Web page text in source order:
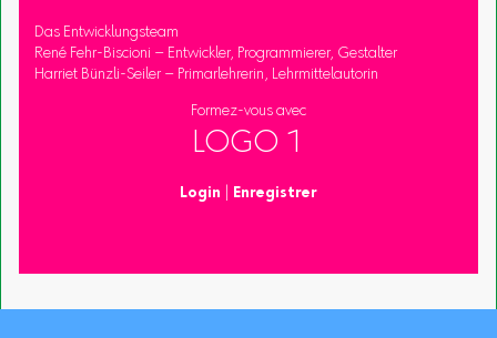
Das Entwicklungsteam
René Fehr-Biscioni – Entwickler, Programmierer, Gestalter
Harriet Bünzli-Seiler – Primarlehrerin, Lehrmittelautorin
Formez-vous avec
LOGO 1
Login Enregistrer